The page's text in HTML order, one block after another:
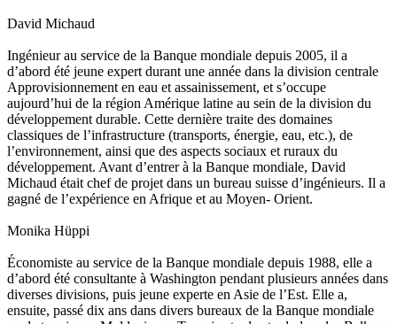
David Michaud
Ingénieur au service de la Banque mondiale depuis 2005, il a
d’abord été jeune expert durant une année dans la division centrale
Approvisionnement en eau et assainissement, et s’occupe
aujourd’hui de la région Amérique latine au sein de la division du
développement durable. Cette dernière traite des domaines
classiques de l’infrastructure (transports, énergie, eau, etc.), de
l’environnement, ainsi que des aspects sociaux et ruraux du
développement. Avant d’entrer à la Banque mondiale, David
Michaud était chef de projet dans un bureau suisse d’ingénieurs. Il a
gagné de l’expérience en Afrique et au Moyen- Orient.
Monika Hüppi
Économiste au service de la Banque mondiale depuis 1988, elle a
d’abord été consultante à Washington pendant plusieurs années dans
diverses divisions, puis jeune experte en Asie de l’Est. Elle a,
ensuite, passé dix ans dans divers bureaux de la Banque mondiale